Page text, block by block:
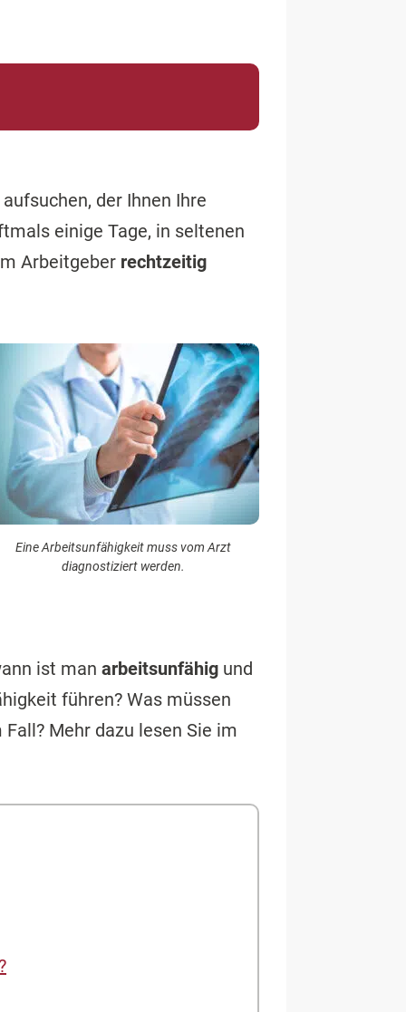
der Ihnen Ihre
einige Tage, in seltenen
Arbeitgeber rechtzeitig
Eine Arbeitsunfähigkeit muss vom Arzt
diagnostiziert werden.
ist man arbeitsunfähig und
führen? Was müssen
Fall? Mehr dazu lesen Sie im